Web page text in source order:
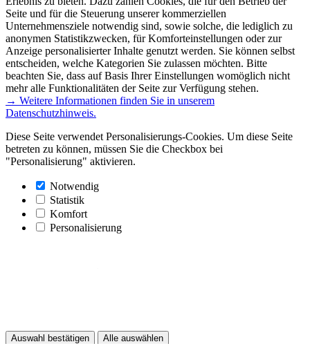
Seite und für die Steuerung unserer kommerziellen
Unternehmensziele notwendig sind, sowie solche, die lediglich zu
anonymen Statistikzwecken, für Komforteinstellungen oder zur
Anzeige personalisierter Inhalte genutzt werden. Sie können selbst
entscheiden, welche Kategorien Sie zulassen möchten. Bitte
beachten Sie, dass auf Basis Ihrer Einstellungen womöglich nicht
mehr alle Funktionalitäten der Seite zur Verfügung stehen.
→ Weitere Informationen finden Sie in unserem
Datenschutzhinweis.
Diese Seite verwendet Personalisierungs-Cookies. Um diese Seite
betreten zu können, müssen Sie die Checkbox bei
"Personalisierung" aktivieren.
Notwendig
Statistik
Komfort
Personalisierung
Auswahl bestätigen Alle auswählen